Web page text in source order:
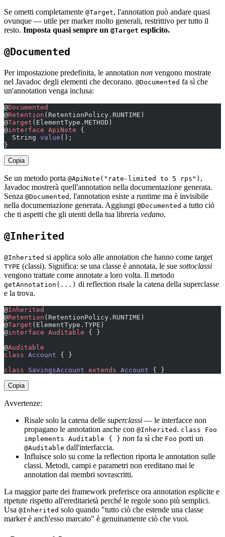
Se ometti completamente @Target, l'annotation può andare quasi
ovunque — utile per marker molto generali, restrittivo per tutto il
resto. Imposta quasi sempre un @Target esplicito.
@Documented
Per impostazione predefinita, le annotation non vengono mostrate
nel Javadoc degli elementi che decorano. @Documented fa sì che
un'annotation venga inclusa:
@Documented
@Retention (RetentionPolicy.RUNTIME)
@Target (ElementType.METHOD)
@interface ApiNote {
  String
value ();
}
Copia
Se un metodo porta @ApiNote("rate-limited to 5 rps") ,
Javadoc mostrerà quell'annotation nella documentazione generata.
Senza @Documented , l'annotation esiste a runtime ma è invisibile
nella documentazione generata. Aggiungi @Documented a tutto ciò
che ti aspetti che gli utenti della tua libreria vedano.
@Inherited
@Inherited si applica solo alle annotation che hanno come target
TYPE (classi). Significa: se una classe è annotata, le sue sottoclassi
vengono trattate come annotate a loro volta. Il metodo
getAnnotation(...) di reflection risale la catena della superclasse
e la trova.
@Inherited
@Retention (RetentionPolicy.RUNTIME)
@Target (ElementType.TYPE)
@interface Auditable { }
@Auditable
class Account { }
class SavingsAccount extends Account {
Copia
Avvertenze:
Risale solo la catena delle superclassi — le interfacce non
propagano le annotation anche con @Inherited . class Foo
implements Auditable { } non fa sì che Foo porti un
@Auditable dall'interfaccia.
Influisce solo su come la reflection riporta le annotation sulle
classi. Metodi, campi e parametri non ereditano mai le
annotation dai membri sovrascritti.
La maggior parte dei framework preferisce ora annotation esplicite e
ripetute rispetto all'ereditarietà perché le regole sono più semplici.
Usa @Inherited solo quando "tutto ciò che estende una classe
marker è anch'esso marcato" è genuinamente ciò che vuoi.